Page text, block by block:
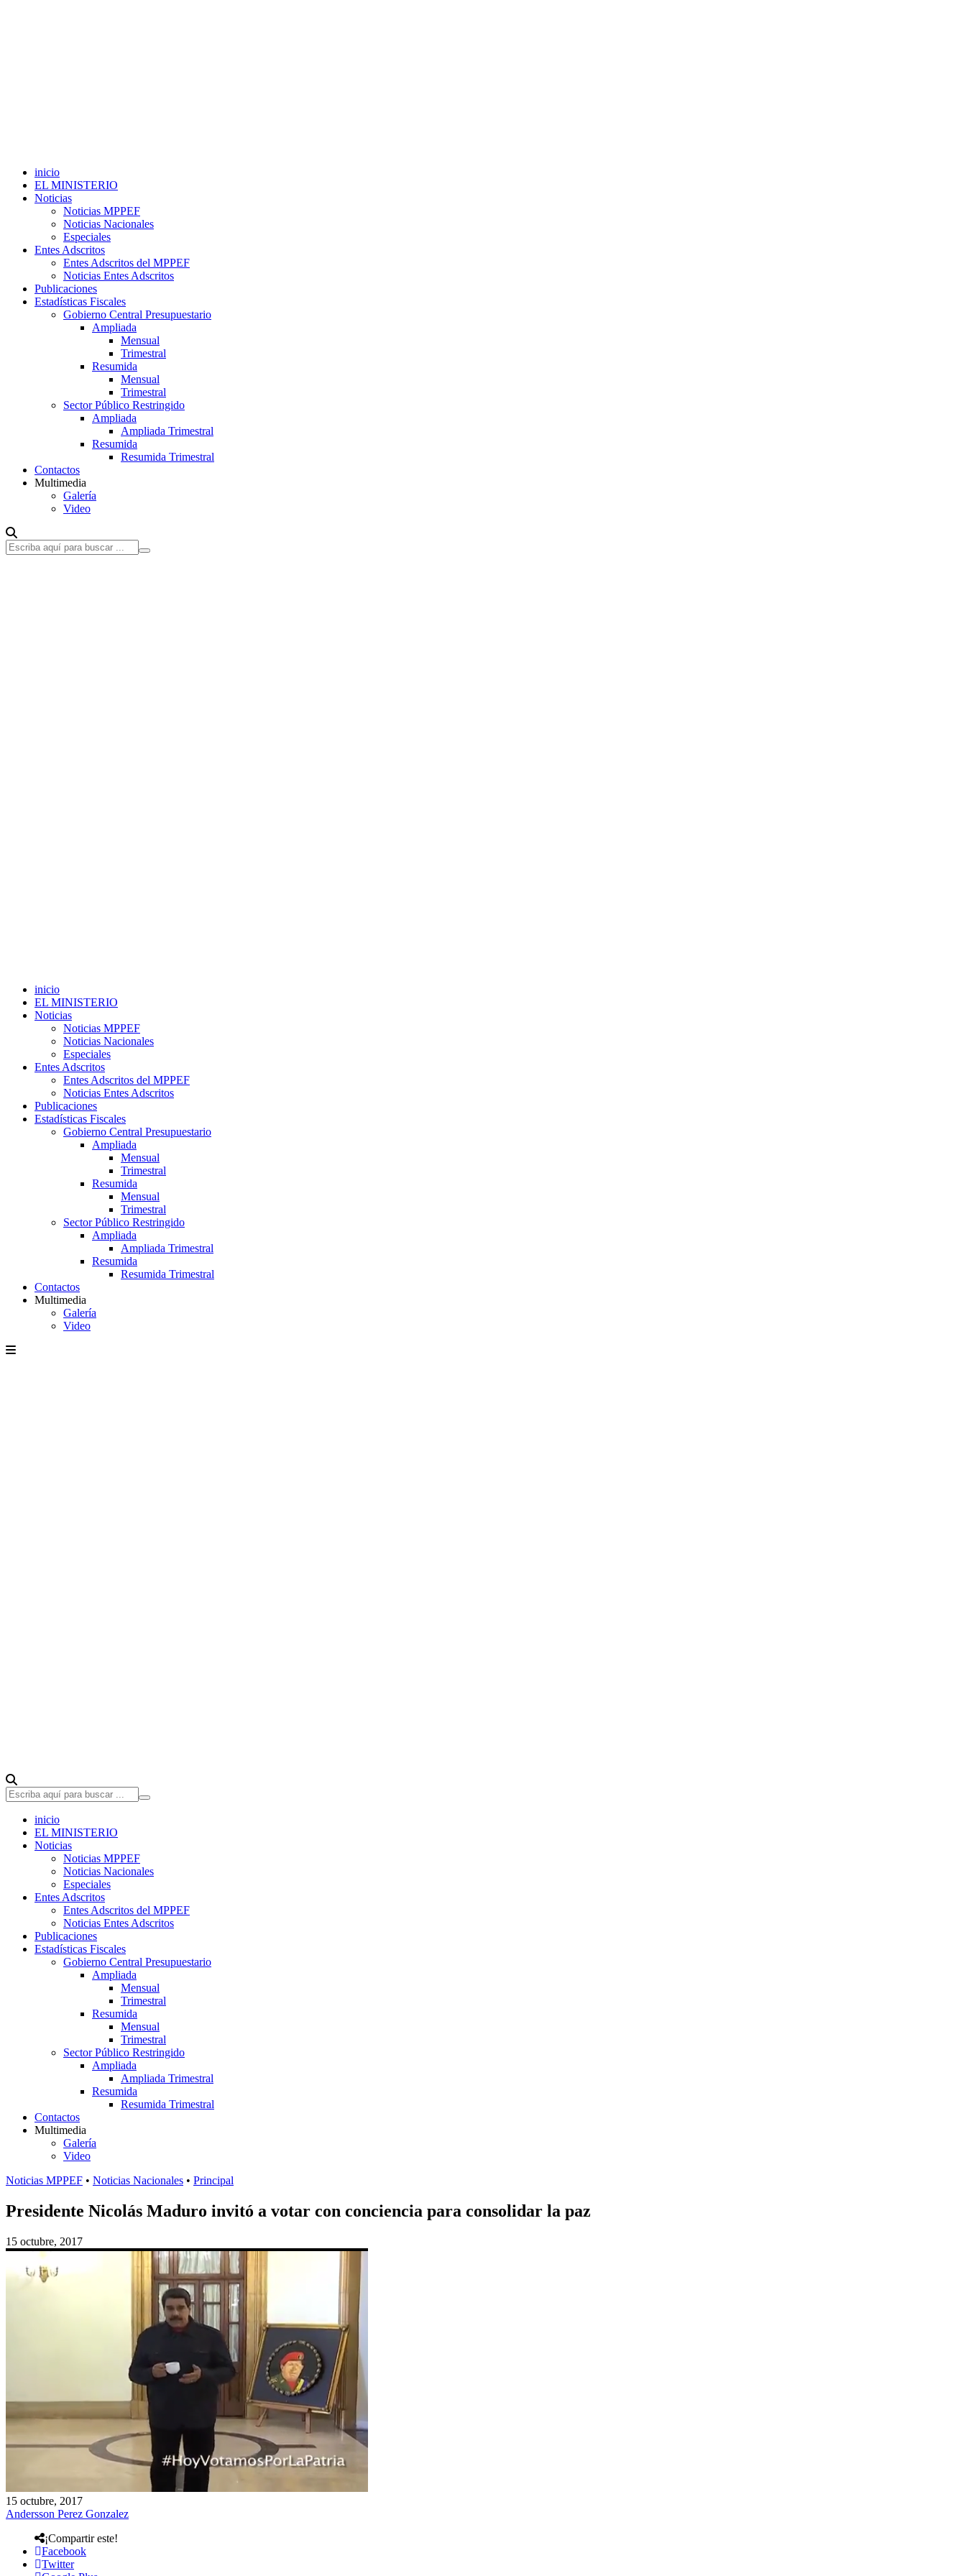
inicio
EL MINISTERIO
Noticias
Noticias MPPEF
Noticias Nacionales
Especiales
Entes Adscritos
Entes Adscritos del MPPEF
Noticias Entes Adscritos
Publicaciones
Estadísticas Fiscales
Gobierno Central Presupuestario
Ampliada
Mensual
Trimestral
Resumida
Mensual
Trimestral
Sector Público Restringido
Ampliada
Ampliada Trimestral
Resumida
Resumida Trimestral
Contactos
Multimedia
Galería
Video
inicio
EL MINISTERIO
Noticias
Noticias MPPEF
Noticias Nacionales
Especiales
Entes Adscritos
Entes Adscritos del MPPEF
Noticias Entes Adscritos
Publicaciones
Estadísticas Fiscales
Gobierno Central Presupuestario
Ampliada
Mensual
Trimestral
Resumida
Mensual
Trimestral
Sector Público Restringido
Ampliada
Ampliada Trimestral
Resumida
Resumida Trimestral
Contactos
Multimedia
Galería
Video
inicio
EL MINISTERIO
Noticias
Noticias MPPEF
Noticias Nacionales
Especiales
Entes Adscritos
Entes Adscritos del MPPEF
Noticias Entes Adscritos
Publicaciones
Estadísticas Fiscales
Gobierno Central Presupuestario
Ampliada
Mensual
Trimestral
Resumida
Mensual
Trimestral
Sector Público Restringido
Ampliada
Ampliada Trimestral
Resumida
Resumida Trimestral
Contactos
Multimedia
Galería
Video
Noticias MPPEF • Noticias Nacionales • Principal
Presidente Nicolás Maduro invitó a votar con conciencia para consolidar la paz
15 octubre, 2017
15 octubre, 2017
Andersson Perez Gonzalez
¡Compartir este!
Facebook
Twitter